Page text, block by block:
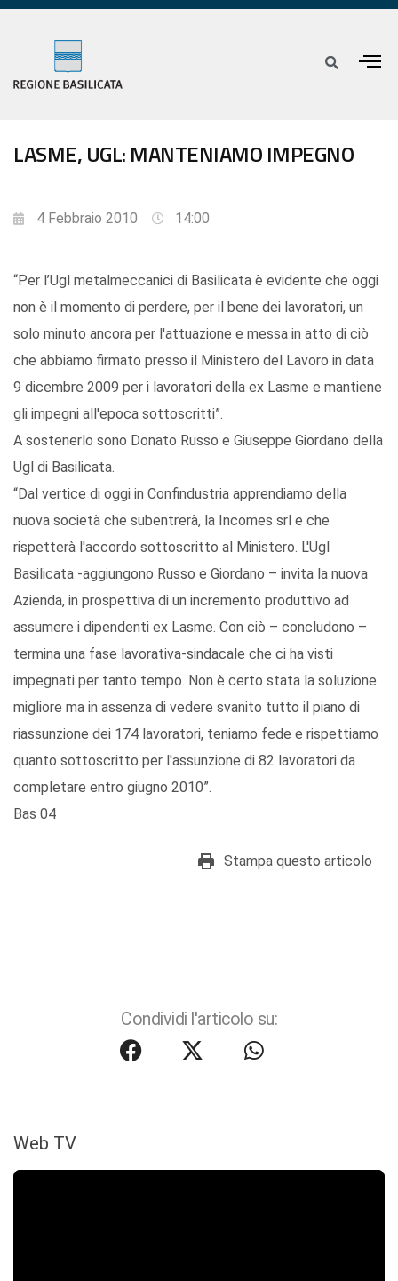
LASME, UGL: MANTENIAMO IMPEGNO
4 Febbraio 2010 14:00
“Per l’Ugl metalmeccanici di Basilicata è evidente che oggi
non è il momento di perdere, per il bene dei lavoratori, un
solo minuto ancora per l'attuazione e messa in atto di ciò
che abbiamo firmato presso il Ministero del Lavoro in data
9 dicembre 2009 per i lavoratori della ex Lasme e mantiene
gli impegni all'epoca sottoscritti”.
A sostenerlo sono Donato Russo e Giuseppe Giordano della
Ugl di Basilicata.
“Dal vertice di oggi in Confindustria apprendiamo della
nuova società che subentrerà, la Incomes srl e che
rispetterà l'accordo sottoscritto al Ministero. L'Ugl
Basilicata -aggiungono Russo e Giordano – invita la nuova
Azienda, in prospettiva di un incremento produttivo ad
assumere i dipendenti ex Lasme. Con ciò – concludono –
termina una fase lavorativa-sindacale che ci ha visti
impegnati per tanto tempo. Non è certo stata la soluzione
migliore ma in assenza di vedere svanito tutto il piano di
riassunzione dei 174 lavoratori, teniamo fede e rispettiamo
quanto sottoscritto per l'assunzione di 82 lavoratori da
completare entro giugno 2010”.
Bas 04
Stampa questo articolo
Condividi l'articolo su:
Web TV